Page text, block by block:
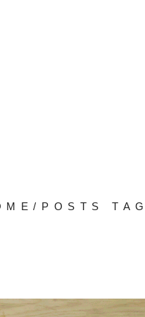
/ POSTS